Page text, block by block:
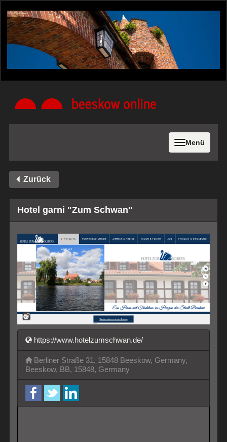
Menü
Zurück
Hotel garni "Zum Schwan"
https://www.hotelzumschwan.de/
Berliner Straße 31, 15848 Beeskow, Germany,
Beeskow, BB, 15848, Germany
facebook
twitter